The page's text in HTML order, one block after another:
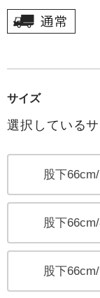
サイズ
選択している
股下
股下
股下